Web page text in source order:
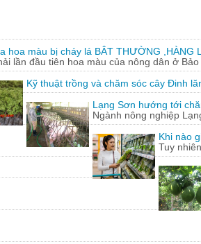
hoa màu bị cháy lá BÂT THƯỜNG
lần đầu tiên hoa màu của nông dân ở
Kỹ thuật trồng và chăm sóc cây Đinh
Lạng Sơn hướng tới
Ngành nông nghiệp
Khi nào
Tuy